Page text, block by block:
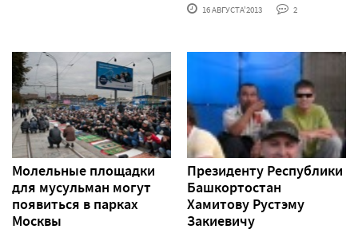
16 АВГУСТА'2013 2
Молельные площадки
для мусульман могут
появиться в парках
Москвы
Президенту Республики
Башкортостан
Хамитову Рустэму
Закиевичу